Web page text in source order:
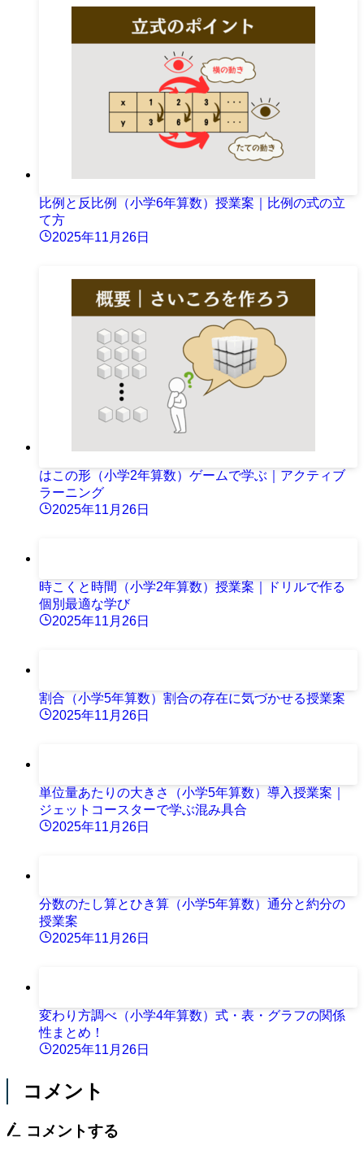
比例と反比例（小学6年算数）授業案｜比例の式の立
て方
2025年11月26日
はこの形（小学2年算数）ゲームで学ぶ｜アクティブ
ラーニング
2025年11月26日
時こくと時間（小学2年算数）授業案｜ドリルで作る
個別最適な学び
2025年11月26日
割合（小学5年算数）割合の存在に気づかせる授業案
2025年11月26日
単位量あたりの大きさ（小学5年算数）導入授業案｜
ジェットコースターで学ぶ混み具合
2025年11月26日
分数のたし算とひき算（小学5年算数）通分と約分の
授業案
2025年11月26日
変わり方調べ（小学4年算数）式・表・グラフの関係
性まとめ！
2025年11月26日
コメント
コメントする